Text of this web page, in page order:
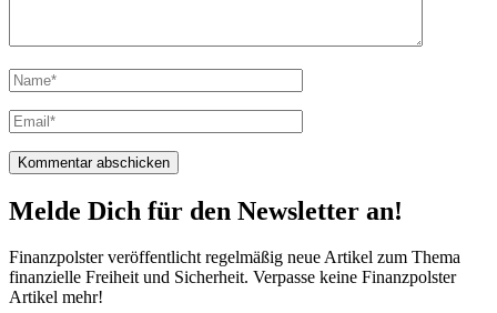
Melde Dich für den Newsletter an!
Finanzpolster veröffentlicht regelmäßig neue Artikel zum Thema
finanzielle Freiheit und Sicherheit. Verpasse keine Finanzpolster
Artikel mehr!